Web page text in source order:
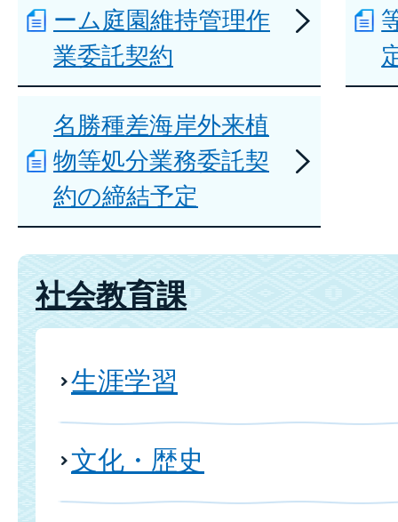
ーム庭園維持管理作
業委託契約
名勝種差海岸外来植
物等処分業務委託契
約の締結予定
社会教育課
生涯学習
文化・歴史